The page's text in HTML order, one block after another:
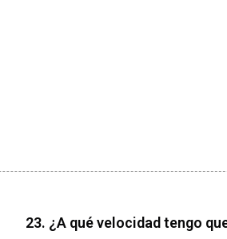
23. ¿A qué velocidad tengo